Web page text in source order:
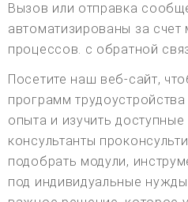
Вызов или отправка
автоматизированы за счет
процессов. с обратной
Посетите наш веб-сайт,
программ
опыта и изучить
консультанты
подобрать модули,
под индивидуальные